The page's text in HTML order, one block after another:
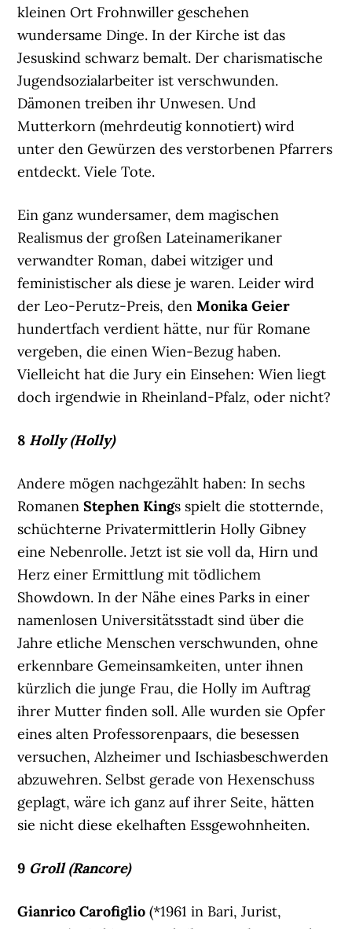
kleinen Ort Frohnwiller geschehen
wundersame Dinge. In der Kirche ist das
Jesuskind schwarz bemalt. Der charismatische
Jugendsozialarbeiter ist verschwunden.
Dämonen treiben ihr Unwesen. Und
Mutterkorn (mehrdeutig konnotiert) wird
unter den Gewürzen des verstorbenen Pfarrers
entdeckt. Viele Tote.
Ein ganz wundersamer, dem magischen
Realismus der großen Lateinamerikaner
verwandter Roman, dabei witziger und
feministischer als diese je waren. Leider wird
der Leo-Perutz-Preis, denMonika Geier
hundertfach verdient hätte, nur für Romane
vergeben, die einen Wien-Bezug haben.
Vielleicht hat die Jury ein Einsehen: Wien liegt
doch irgendwie in Rheinland-Pfalz, oder nicht?
8 Holly (Holly)
Andere mögen nachgezählt haben: In sechs
RomanenStephen Kings spielt die stotternde,
schüchterne Privatermittlerin Holly Gibney
eine Nebenrolle. Jetzt ist sie voll da, Hirn und
Herz einer Ermittlung mit tödlichem
Showdown. In der Nähe eines Parks in einer
namenlosen Universitätsstadt sind über die
Jahre etliche Menschen verschwunden, ohne
erkennbare Gemeinsamkeiten, unter ihnen
kürzlich die junge Frau, die Holly im Auftrag
ihrer Mutter finden soll. Alle wurden sie Opfer
eines alten Professorenpaars, die besessen
versuchen, Alzheimer und Ischiasbeschwerden
abzuwehren. Selbst gerade von Hexenschuss
geplagt, wäre ich ganz auf ihrer Seite, hätten
sie nicht diese ekelhaften Essgewohnheiten.
9 Groll (Rancore)
Gianrico Carofiglio(*1961 in Bari, Jurist,